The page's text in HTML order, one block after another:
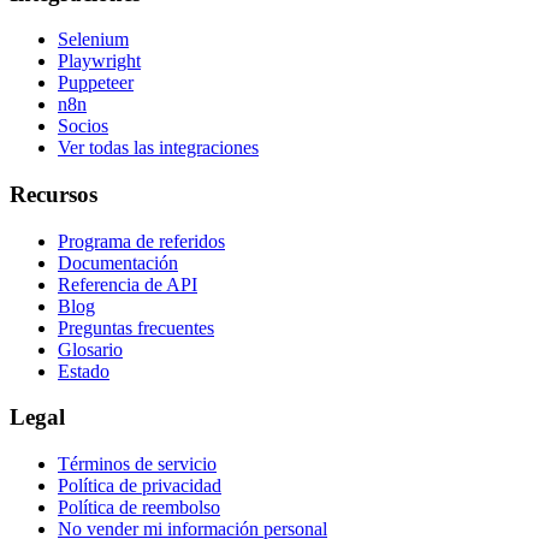
Selenium
Playwright
Puppeteer
n8n
Socios
Ver todas las integraciones
Recursos
Programa de referidos
Documentación
Referencia de API
Blog
Preguntas frecuentes
Glosario
Estado
Legal
Términos de servicio
Política de privacidad
Política de reembolso
No vender mi información personal